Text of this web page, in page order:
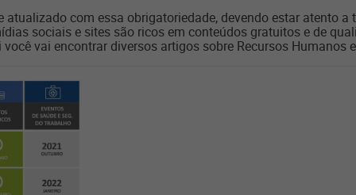
com essa obrigatoriedade, devendo estar atento
sociais e sites são ricos em conteúdos gratuitos e de
vai encontrar diversos artigos sobre Recursos Humanos